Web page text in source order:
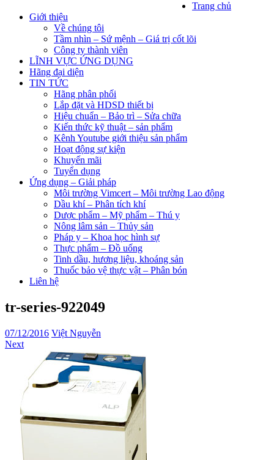
Trang chủ
Giới thiệu
Về chúng tôi
Tầm nhìn – Sứ mệnh – Giá trị cốt lõi
Công ty thành viên
LĨNH VỰC ỨNG DỤNG
Hãng đại diện
TIN TỨC
Hãng phân phối
Lắp đặt và HDSD thiết bị
Hiệu chuẩn – Bảo trì – Sửa chữa
Kiến thức kỹ thuật – sản phẩm
Kênh Youtube giới thiệu sản phẩm
Hoạt động sự kiện
Khuyến mãi
Tuyển dụng
Ứng dụng – Giải pháp
Môi trường Vimcert – Môi trường Lao động
Dầu khí – Phân tích khí
Dược phẩm – Mỹ phẩm – Thú y
Nông lâm sản – Thủy sản
Pháp y – Khoa học hình sự
Thực phẩm – Đồ uống
Tinh dầu, hương liệu, khoáng sản
Thuốc bảo vệ thực vật – Phân bón
Liên hệ
tr-series-922049
07/12/2016 Việt Nguyễn
Next